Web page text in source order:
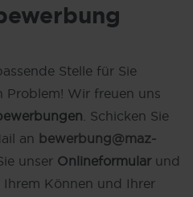
Stelle für Sie
Problem! Wir freuen uns
. Schicken Sie
an bewerbung@maz-
unser Onlineformularund
Können und Ihrer